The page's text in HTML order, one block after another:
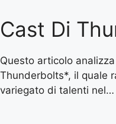
Cast Di
Questo articolo
Thunderbolts*, il quale
variegato di talenti nel…